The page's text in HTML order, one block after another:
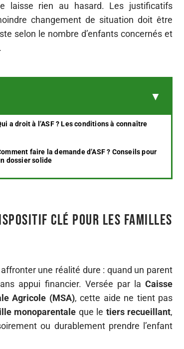
laisse rien au hasard. Les justificatifs
changement de situation doit être
selon le nombre d’enfants concernés et
a droit à l’ASF ? Les conditions à connaître
faire la demande d’ASF ? Conseils pour
dossier solide
clé pour les familles
une réalité dure : quand un parent
appui financier. Versée par la Caisse
Agricole (MSA), cette aide ne tient pas
monoparentale que le tiers recueillant,
ou durablement prendre l’enfant